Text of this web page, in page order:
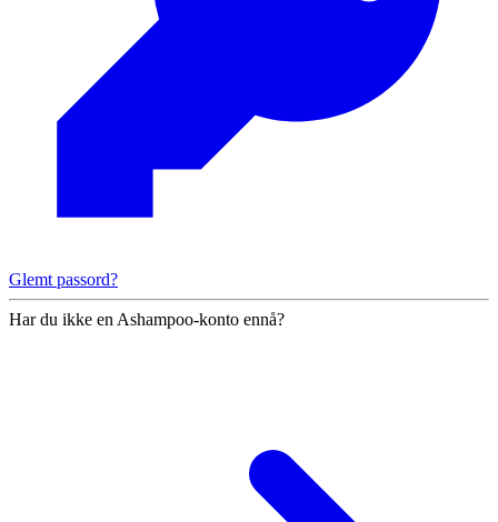
Glemt passord?
Har du ikke en Ashampoo-konto ennå?